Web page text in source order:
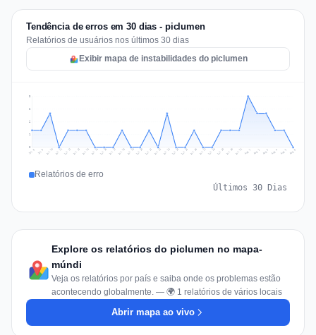
Tendência de erros em 30 dias - piclumen
Relatórios de usuários nos últimos 30 dias
Exibir mapa de instabilidades do piclumen
1
2
2
3
Jul 8 Jul 9 Jul 10 Jul 11 Jul 12 Jul 13 Jul 14 Jul 15 Jul 16 Jul 17 Jul 18 Jul 19 Jul 20 Jul 21 Jul 22 Jul 23 Jul 24 Jul 25 Jul 26 Jul 27 Jul 28 Jul 29 Jul 30 Jul 31 Aug 1 Aug 2 Aug 3 Aug 4 Aug 5 Aug 6
Relatórios de erro
Últimos 30 Dias
Explore os relatórios do piclumen no mapa-
múndi
Veja os relatórios por país e saiba onde os problemas estão
acontecendo globalmente. — 🌍 1 relatórios de vários locais
Abrir mapa ao vivo